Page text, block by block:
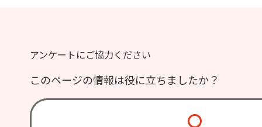
アンケートにご協力ください
このページの情報は役に立ちましたか？